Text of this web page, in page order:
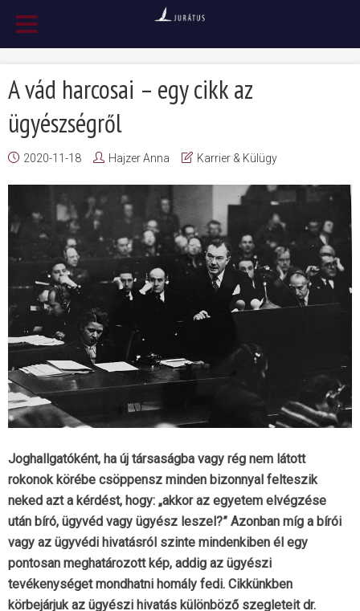
A vád harcosai – egy cikk az
ügyészségről
2020-11-18 Hajzer Anna Karrier & Külügy
Joghallgatóként, ha új társaságba vagy rég nem látott
rokonok körébe csöppensz minden bizonnyal felteszik
neked azt a kérdést, hogy: „akkor az egyetem elvégzése
után bíró, ügyvéd vagy ügyész leszel?” Azonban míg a bírói
vagy az ügyvédi hivatásról szinte mindenkiben él egy
pontosan meghatározott kép, addig az ügyészi
tevékenységet mondhatni homály fedi. Cikkünkben
körbejárjuk az ügyészi hivatás különböző szegleteit dr.